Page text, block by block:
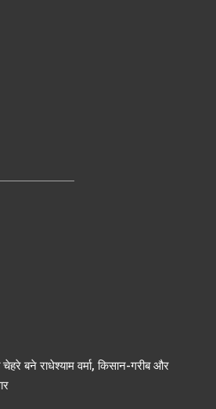
बने राधेश्याम वर्मा, किसान-गरीब और